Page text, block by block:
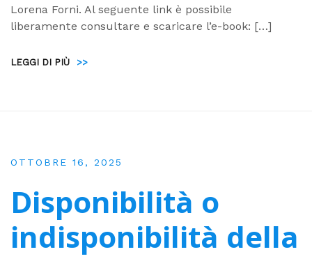
Lorena Forni. Al seguente link è possibile
liberamente consultare e scaricare l’e-book: […]
LEGGI DI PIÙ >>
OTTOBRE 16, 2025
Disponibilità o
indisponibilità della